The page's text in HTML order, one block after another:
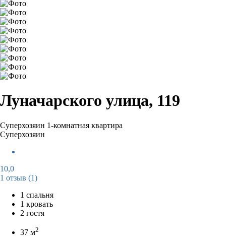
Луначарского улица, 119
Суперхозяин 1-комнатная квартира
Суперхозяин
10,0
1 отзыв (1)
1 спальня
1 кровать
2 гостя
37 м2